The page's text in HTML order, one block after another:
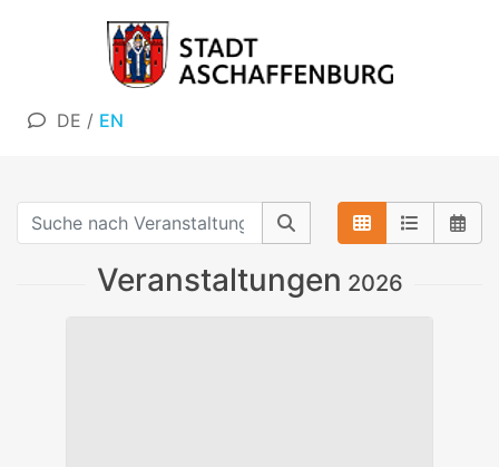
DE / EN
Veranstaltungen 2026